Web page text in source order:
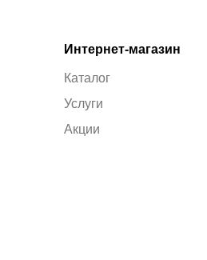
Интернет-магазин
Каталог
Услуги
Акции